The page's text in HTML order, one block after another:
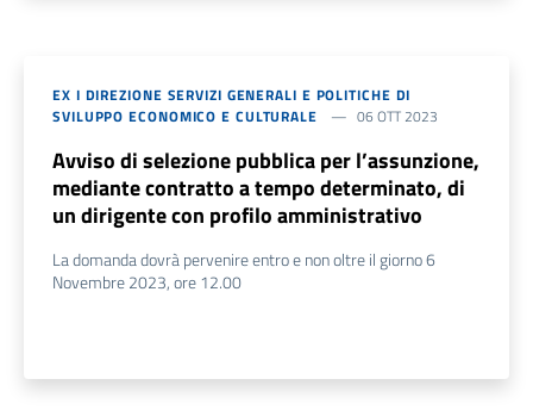
EX I DIREZIONE SERVIZI GENERALI E POLITICHE DI
SVILUPPO ECONOMICO E CULTURALE
06 OTT 2023
Avviso di selezione pubblica per l’assunzione,
mediante contratto a tempo determinato, di
un dirigente con profilo amministrativo
La domanda dovrà pervenire entro e non oltre il giorno 6
Novembre 2023, ore 12.00